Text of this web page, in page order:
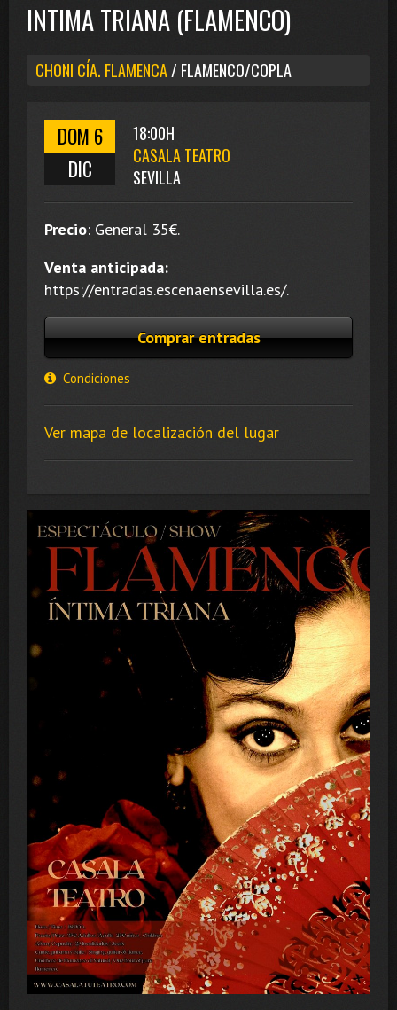
INTIMA TRIANA (FLAMENCO)
CHONI CÍA. FLAMENCA/ FLAMENCO/COPLA
DOM 6
DIC
18:00H
CASALA TEATRO
SEVILLA
Precio: General 35€.
Venta anticipada:
https://entradas.escenaensevilla.es/.
Comprar entradas
Condiciones
Ver mapa de localización del lugar